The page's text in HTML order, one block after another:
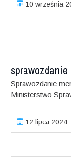
10 września
sprawozdanie
Sprawozdanie
Ministerstwo
12 lipca 2024